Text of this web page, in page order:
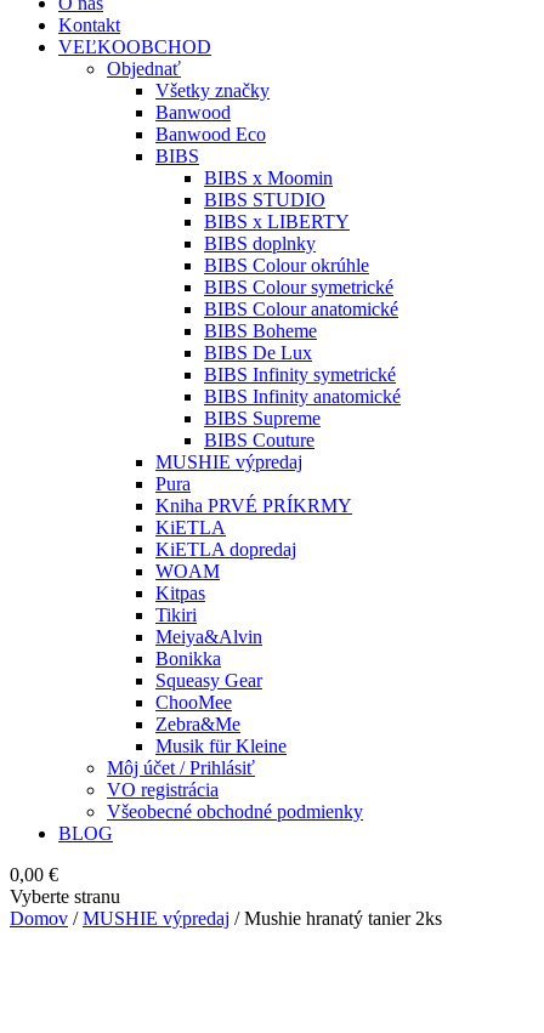
Kontakt
VEĽKOOBCHOD
Objednať
Všetky značky
Banwood
Banwood Eco
BIBS
BIBS x Moomin
BIBS STUDIO
BIBS x LIBERTY
BIBS doplnky
BIBS Colour okrúhle
BIBS Colour symetrické
BIBS Colour anatomické
BIBS Boheme
BIBS De Lux
BIBS Infinity symetrické
BIBS Infinity anatomické
BIBS Supreme
BIBS Couture
MUSHIE výpredaj
Pura
Kniha PRVÉ PRÍKRMY
KiETLA
KiETLA dopredaj
WOAM
Kitpas
Tikiri
Meiya&Alvin
Bonikka
Squeasy Gear
ChooMee
Zebra&Me
Musik für Kleine
Môj účet / Prihlásiť
VO registrácia
Všeobecné obchodné podmienky
BLOG
0,00 €
Vyberte stranu
Domov /MUSHIE výpredaj / Mushie hranatý tanier 2ks